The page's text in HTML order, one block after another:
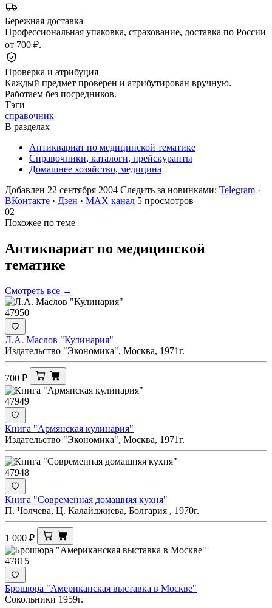
Бережная доставка
Профессиональная упаковка, страхование, доставка по России
от 700 ₽.
Проверка и атрибуция
Каждый предмет проверен и атрибутирован вручную.
Работаем без посредников.
Тэги
справочник
В разделах
Антиквариат по медицинской тематике
Справочники, каталоги, прейскуранты
Домашнее хозяйство, медицина
Добавлен 22 сентября 2004 Следить за новинками: Telegram ·
ВКонтакте · Дзен · MAX канал 5 просмотров
02
Похожее по теме
Антиквариат по медицинской
тематике
Смотреть все →
47950
Л.А. Маслов "Кулинария"
Издательство "Экономика", Москва, 1971г.
700 ₽
47949
Книга "Армянская кулинария"
Издательство "Экономика", Москва, 1971г.
47948
Книга "Современная домашняя кухня"
П. Чолчева, Ц. Калайджиева, Болгария , 1970г.
1 000 ₽
47815
Брошюра "Американская выставка в Москве"
Сокольники 1959г.